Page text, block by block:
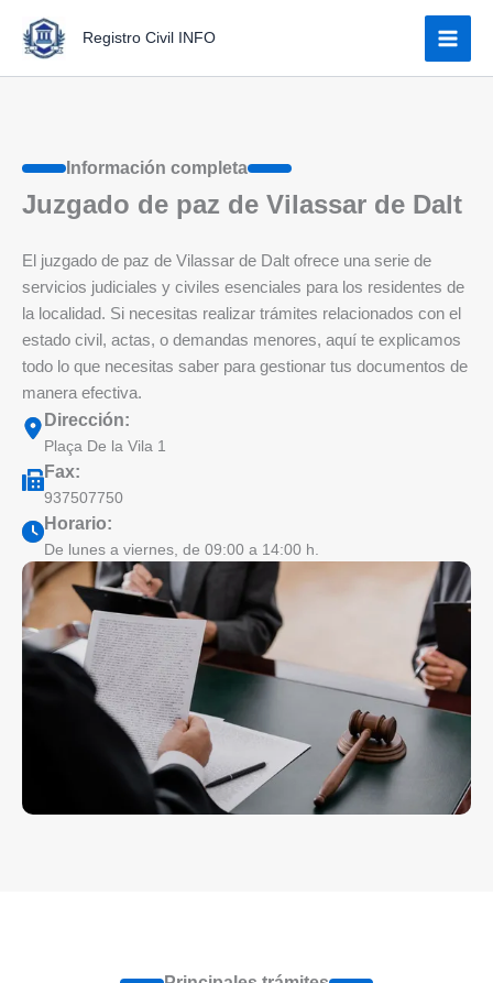
contenido
Registro Civil INFO
Información completa
Juzgado de paz de Vilassar de Dalt
El juzgado de paz de Vilassar de Dalt ofrece una serie de
servicios judiciales y civiles esenciales para los residentes de
la localidad. Si necesitas realizar trámites relacionados con el
estado civil, actas, o demandas menores, aquí te explicamos
todo lo que necesitas saber para gestionar tus documentos de
manera efectiva.
Dirección:
Plaça De la Vila 1
Fax:
937507750
Horario:
De lunes a viernes, de 09:00 a 14:00 h.